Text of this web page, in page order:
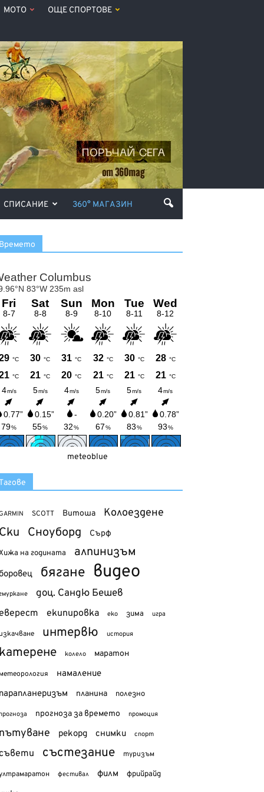
МОТО ОЩЕ СПОРТОВЕ
СПИСАНИЕ 360° МАГАЗИН
meteoblue
SCOTT Витоша Колоездене
Сноуборд Сърф
на годината алпинизъм
бягане видео
доц. Сандю Бешев
екипировка еко зима игра
интервю история
колело маратон
намаление
планина полезно
прогноза за времето промоция
рекорд снимки спорт
състезание туризъм
фестивал филм фрийрайд